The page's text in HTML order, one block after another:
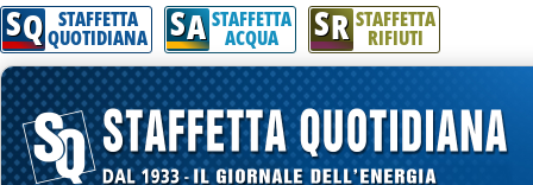
Attenzione! Esegui l'accesso per lèggere interamente la notizia.
SQ STAFFETTA
QUOTIDIANA SA STAFFETTA
ACQUA SR STAFFETTA
RIFIUTI